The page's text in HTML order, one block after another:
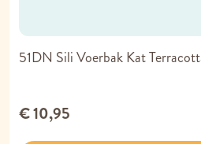
51DN Sili Voerbak Kat
€ 10,95